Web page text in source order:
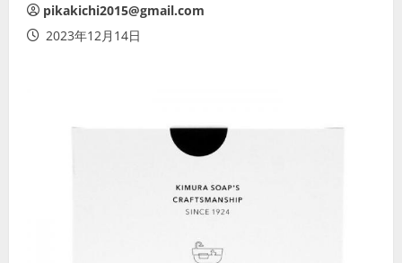
pikakichi2015@gmail.com
2023年12月14日